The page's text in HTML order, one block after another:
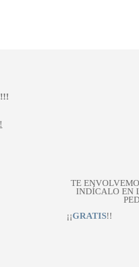
TE
INDÍCALO EN
¡¡GRATIS!!